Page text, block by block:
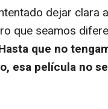
dejar clara
que seamos
que no
esa película no